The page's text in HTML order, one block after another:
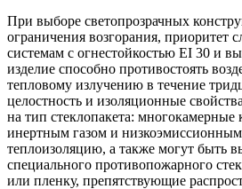
При выборе светопрозрачных
ограничения возгорания, приоритет
системам с огнестойкостью EI 30 и
изделие способно противостоять
тепловому излучению в течение
целостность и изоляционные
на тип стеклопакета: многокамерные
инертным газом и
теплоизоляцию, а также могут быть
специального противопожарного
или пленку, препятствующие